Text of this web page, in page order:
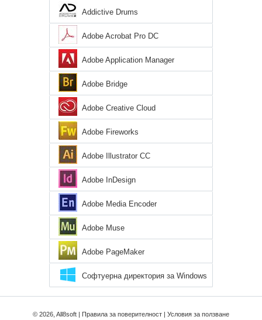
Addictive Drums
Adobe Acrobat Pro DC
Adobe Application Manager
Adobe Bridge
Adobe Creative Cloud
Adobe Fireworks
Adobe Illustrator CC
Adobe InDesign
Adobe Media Encoder
Adobe Muse
Adobe PageMaker
Софтуерна директория за Windows
8
© 2026, All8soft | Правила за поверителност | Условия за ползване